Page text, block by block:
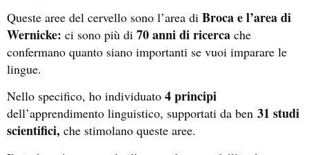
Queste aree del cervello sono l’area di Broca e l’area di
Wernicke: ci sono più di 70 anni di ricerca che
confermano quanto siano importanti se vuoi imparare le
lingue.
Nello specifico, ho individuato 4 principi
dell’apprendimento linguistico, supportati da ben 31 studi
scientifici, che stimolano queste aree.